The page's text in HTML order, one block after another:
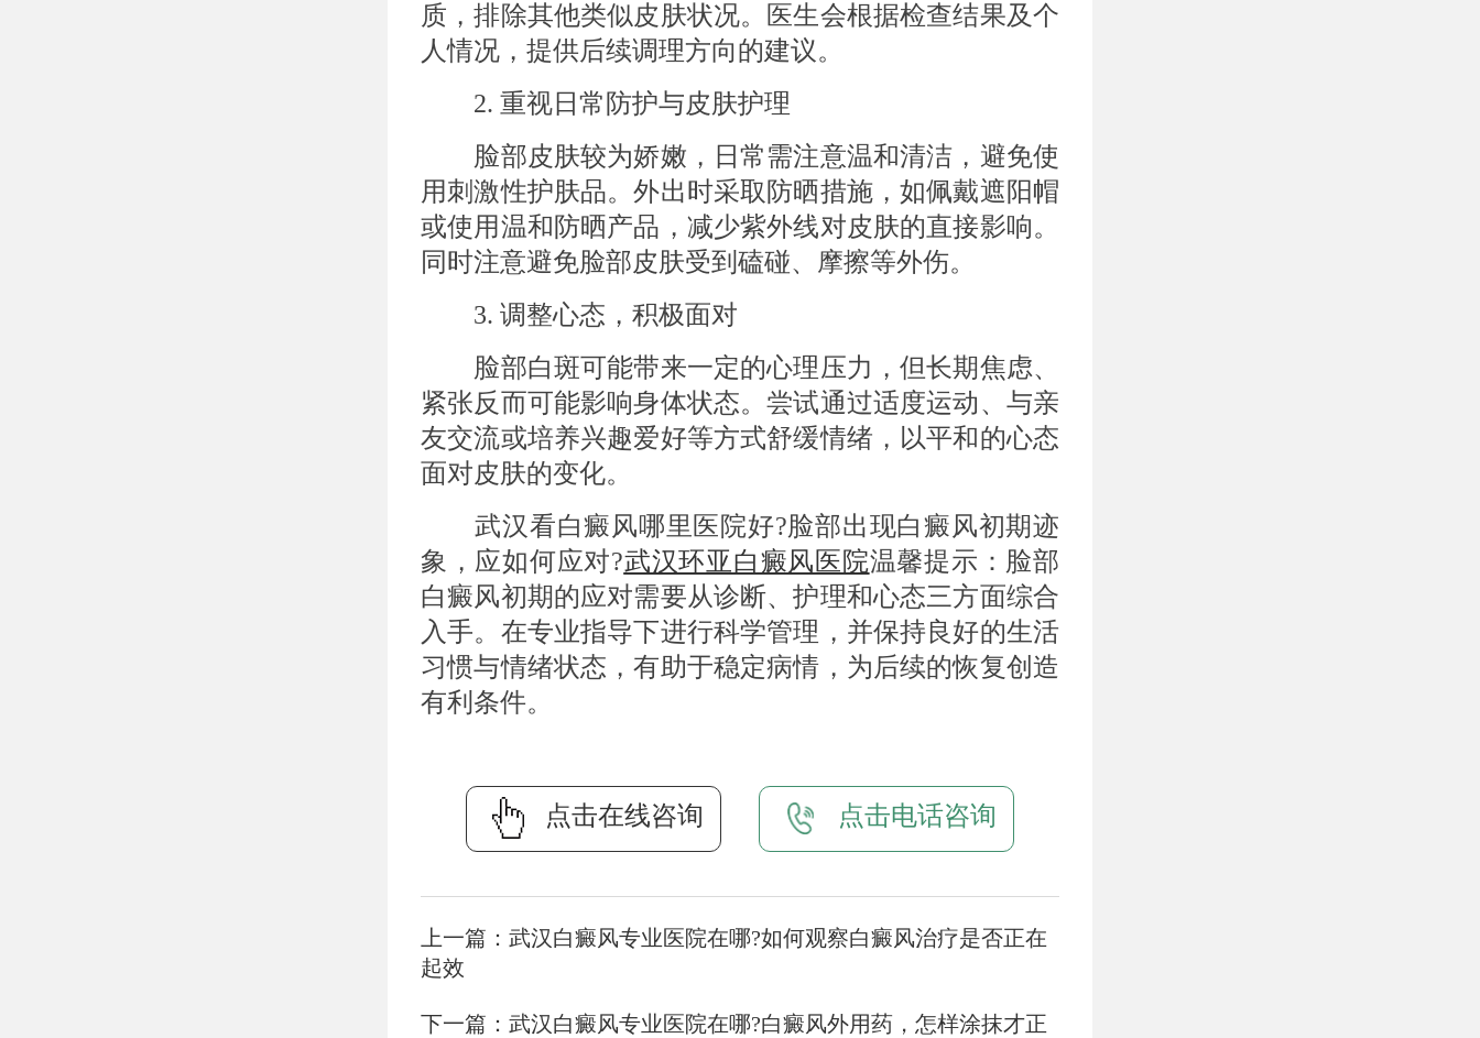
质，排除其他类似皮肤状况。医生会根据检查结果及个
人情况，提供后续调理方向的建议。
2. 重视日常防护与皮肤护理
脸部皮肤较为娇嫩，日常需注意温和清洁，避免使
用刺激性护肤品。外出时采取防晒措施，如佩戴遮阳帽
或使用温和防晒产品，减少紫外线对皮肤的直接影响。
同时注意避免脸部皮肤受到磕碰、摩擦等外伤。
3. 调整心态，积极面对
脸部白斑可能带来一定的心理压力，但长期焦虑、
紧张反而可能影响身体状态。尝试通过适度运动、与亲
友交流或培养兴趣爱好等方式舒缓情绪，以平和的心态
面对皮肤的变化。
武汉看白癜风哪里医院好?脸部出现白癜风初期迹
象，应如何应对?武汉环亚白癜风医院温馨提示：脸部
白癜风初期的应对需要从诊断、护理和心态三方面综合
入手。在专业指导下进行科学管理，并保持良好的生活
习惯与情绪状态，有助于稳定病情，为后续的恢复创造
有利条件。
点击在线咨询 点击电话咨询
上一篇： 武汉白癜风专业医院在哪?如何观察白癜风治疗是否正在
起效
下一篇： 武汉白癜风专业医院在哪?白癜风外用药，怎样涂抹才正